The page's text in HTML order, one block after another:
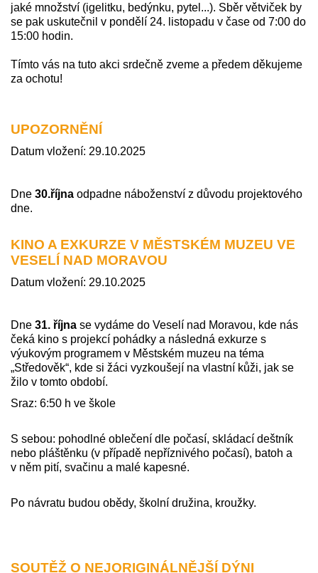
jaké množství (igelitku, bedýnku, pytel...). Sběr větviček by
se pak uskutečnil v pondělí 24. listopadu v čase od 7:00 do
15:00 hodin.
Tímto vás na tuto akci srdečně zveme a předem děkujeme
za ochotu!
UPOZORNĚNÍ
Datum vložení: 29.10.2025
Dne 30.října odpadne náboženství z důvodu projektového
dne.
KINO A EXKURZE V MĚSTSKÉM MUZEU VE
VESELÍ NAD MORAVOU
Datum vložení: 29.10.2025
Dne 31. října se vydáme do Veselí nad Moravou, kde nás
čeká kino s projekcí pohádky a následná exkurze s
výukovým programem v Městském muzeu na téma
„Středověk“, kde si žáci vyzkoušejí na vlastní kůži, jak se
žilo v tomto období.
Sraz: 6:50 h ve škole
S sebou: pohodlné oblečení dle počasí, skládací deštník
nebo pláštěnku (v případě nepříznivého počasí), batoh a
v něm pití, svačinu a malé kapesné.
Po návratu budou obědy, školní družina, kroužky.
SOUTĚŽ O NEJORIGINÁLNĚJŠÍ DÝNI